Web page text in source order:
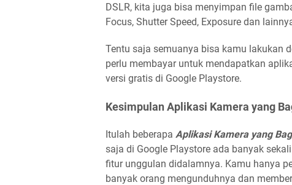
DSLR, kita juga bisa menyimpan file
Focus, Shutter Speed, Exposure dan
Tentu saja semuanya bisa kamu lakukan
perlu membayar untuk mendapatkan
versi gratis di Google Playstore.
Kesimpulan Aplikasi Kamera yang
Itulah beberapa Aplikasi Kamera yang
saja di Google Playstore ada banyak
fitur unggulan didalamnya. Kamu hanya
banyak orang mengunduhnya dan